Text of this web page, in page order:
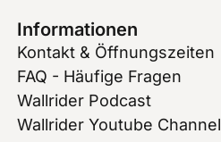
Informationen
Kontakt & Öffnungszeiten
FAQ - Häufige Fragen
Wallrider Podcast
Wallrider Youtube Channel